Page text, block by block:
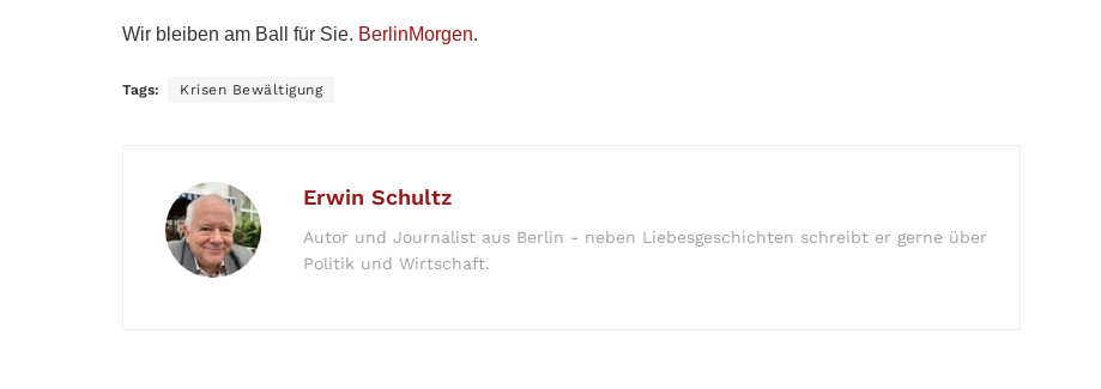
Wir bleiben am Ball für Sie. BerlinMorgen.
Tags: Krisen Bewältigung
Erwin Schultz
Autor und Journalist aus Berlin - neben Liebesgeschichten schreibt er gerne über
Politik und Wirtschaft.